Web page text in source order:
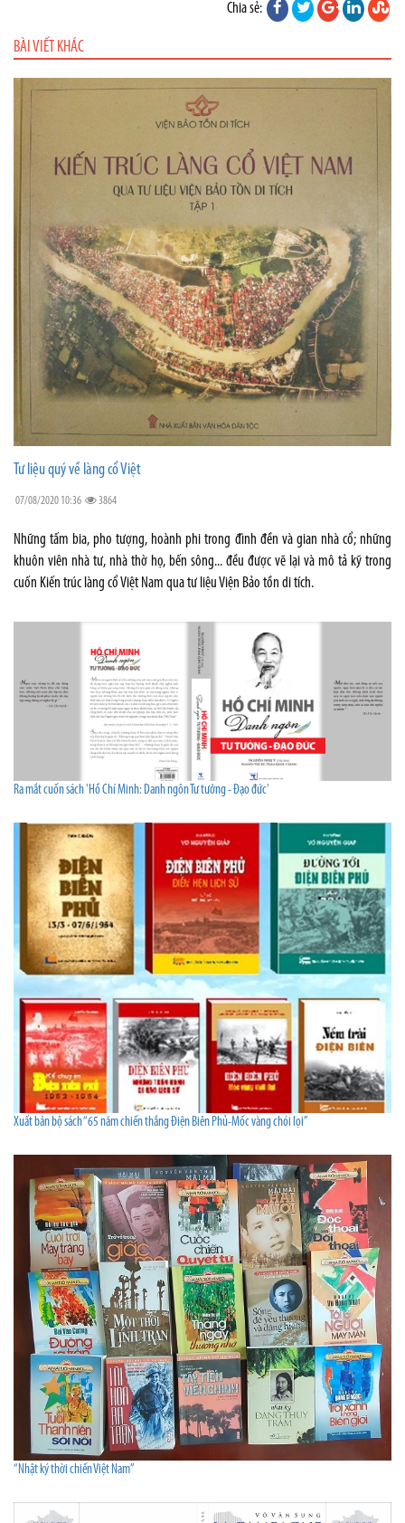
Chia sẻ:
BÀI VIẾT KHÁC
Tư liệu quý về làng cổ Việt
07/08/2020 10:36 3864
Những tấm bia, pho tượng, hoành phi trong đình đền và gian nhà cổ; những
khuôn viên nhà tư, nhà thờ họ, bến sông... đều được vẽ lại và mô tả kỹ trong
cuốn Kiến trúc làng cổ Việt Nam qua tư liệu Viện Bảo tồn di tích.
Ra mắt cuốn sách 'Hồ Chí Minh: Danh ngôn Tư tưởng - Đạo đức'
Xuất bản bộ sách “65 năm chiến thắng Điện Biên Phủ-Mốc vàng chói lọi”
“Nhật ký thời chiến Việt Nam”